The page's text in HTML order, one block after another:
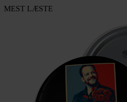
MEST LÆSTE